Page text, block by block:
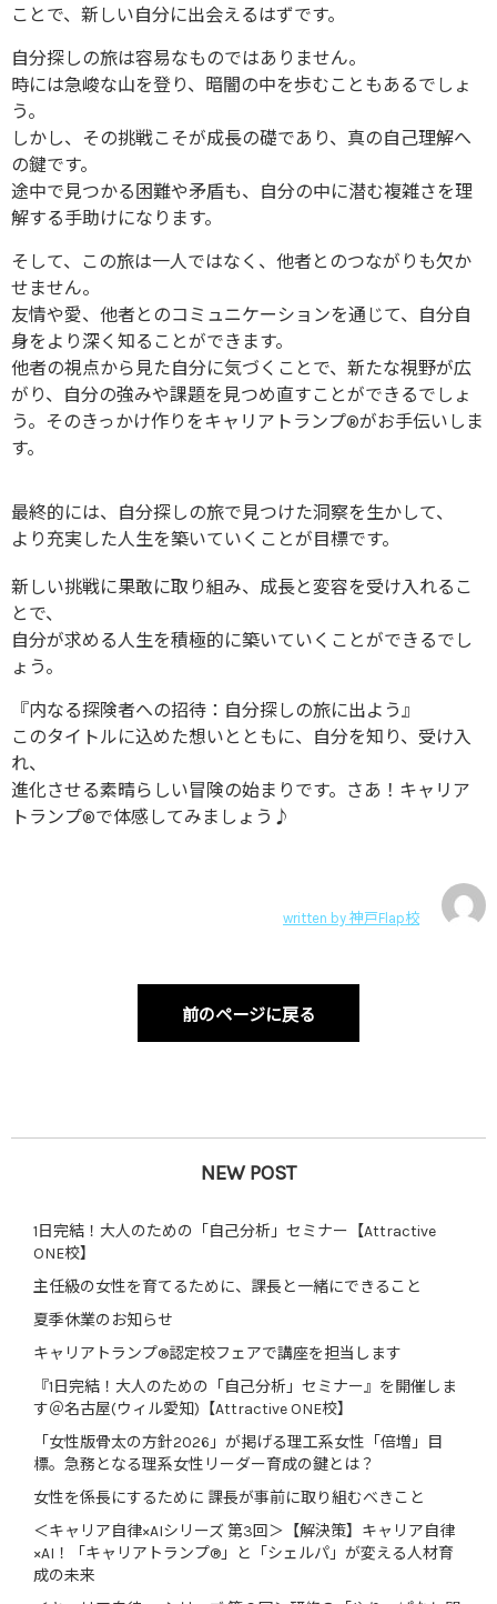
ことで、新しい自分に出会えるはずです。
自分探しの旅は容易なものではありません。
時には急峻な山を登り、暗闇の中を歩むこともあるでしょ
う。
しかし、その挑戦こそが成長の礎であり、真の自己理解へ
の鍵です。
途中で見つかる困難や矛盾も、自分の中に潜む複雑さを理
解する手助けになります。
そして、この旅は一人ではなく、他者とのつながりも欠か
せません。
友情や愛、他者とのコミュニケーションを通じて、自分自
身をより深く知ることができます。
他者の視点から見た自分に気づくことで、新たな視野が広
がり、自分の強みや課題を見つめ直すことができるでしょ
う。そのきっかけ作りをキャリアトランプ®がお手伝いしま
す。
最終的には、自分探しの旅で見つけた洞察を生かして、
より充実した人生を築いていくことが目標です。
新しい挑戦に果敢に取り組み、成長と変容を受け入れるこ
とで、
自分が求める人生を積極的に築いていくことができるでし
ょう。
『内なる探険者への招待：自分探しの旅に出よう』
このタイトルに込めた想いとともに、自分を知り、受け入
れ、
進化させる素晴らしい冒険の始まりです。さあ！キャリア
トランプ®で体感してみましょう♪
written by 神戸Flap校
前のページに戻る
NEW POST
1日完結！大人のための「自己分析」セミナー【Attractive
ONE校】
主任級の女性を育てるために、課長と一緒にできること
夏季休業のお知らせ
キャリアトランプ®認定校フェアで講座を担当します
『1日完結！大人のための「自己分析」セミナー』を開催しま
す＠名古屋(ウィル愛知)【Attractive ONE校】
「女性版骨太の方針2026」が掲げる理工系女性「倍増」目
標。急務となる理系女性リーダー育成の鍵とは？
女性を係長にするために 課長が事前に取り組むべきこと
＜キャリア自律×AIシリーズ 第3回＞【解決策】キャリア自律
×AI！「キャリアトランプ®」と「シェルパ」が変える人材育
成の未来